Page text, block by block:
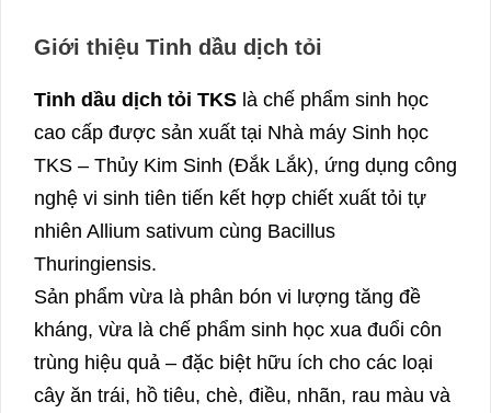
Giới thiệu Tinh dầu dịch tỏi
Tinh dầu dịch tỏi TKS là chế phẩm sinh học
cao cấp được sản xuất tại Nhà máy Sinh học
TKS – Thủy Kim Sinh (Đắk Lắk), ứng dụng công
nghệ vi sinh tiên tiến kết hợp chiết xuất tỏi tự
nhiên Allium sativum cùng Bacillus
Thuringiensis.
Sản phẩm vừa là phân bón vi lượng tăng đề
kháng, vừa là chế phẩm sinh học xua đuổi côn
trùng hiệu quả – đặc biệt hữu ích cho các loại
cây ăn trái, hồ tiêu, chè, điều, nhãn, rau màu và